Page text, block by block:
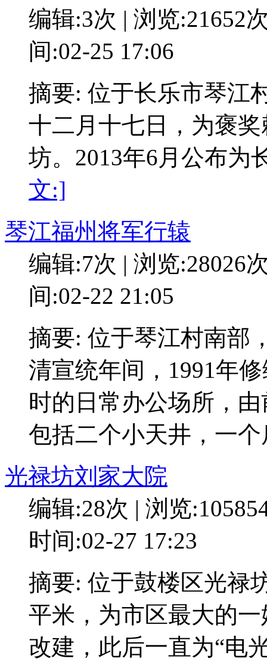
编辑:3次 | 浏览:21652
间:02-25 17:06
摘要: 位于长乐市琴江
十二月十七日，为褒
坊。2013年6月公布为
文:]
琴江福州将军行辕
编辑:7次 | 浏览:28026
间:02-22 21:05
摘要: 位于琴江村南部
清宣统年间，1991年
时的日常办公场所，
包括二个小天井，一
光禄坊刘家大院
编辑:28次 | 浏览
时间:02-27 17:23
摘要: 位于鼓楼区光禄
平米，为市区最大的
改建，此后一直为“电